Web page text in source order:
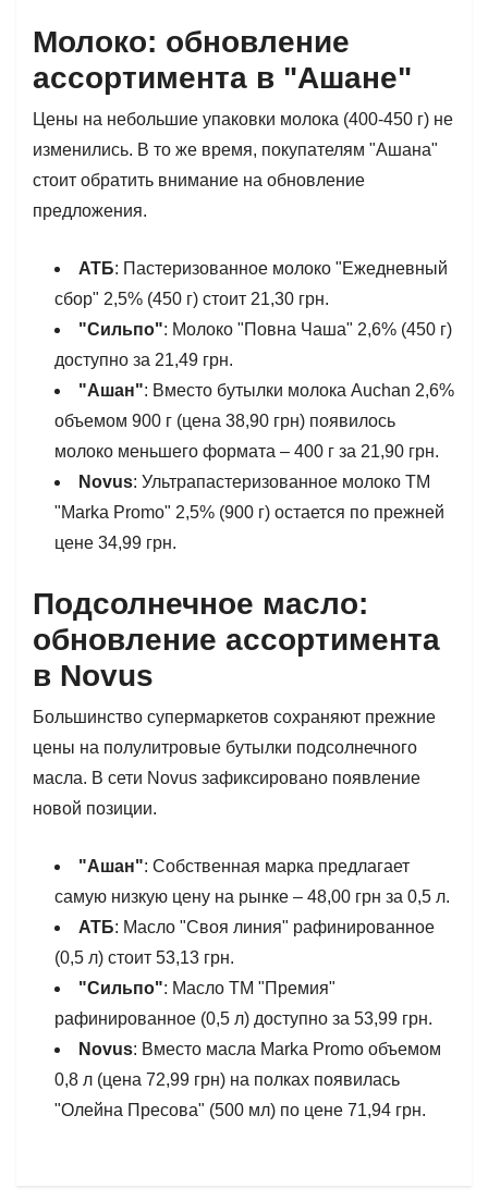
Молоко: обновление
ассортимента в "Ашане"
Цены на небольшие упаковки молока (400-450 г) не
изменились. В то же время, покупателям "Ашана"
стоит обратить внимание на обновление
предложения.
АТБ: Пастеризованное молоко "Ежедневный
сбор" 2,5% (450 г) стоит 21,30 грн.
"Сильпо": Молоко "Повна Чаша" 2,6% (450 г)
доступно за 21,49 грн.
"Ашан": Вместо бутылки молока Auchan 2,6%
объемом 900 г (цена 38,90 грн) появилось
молоко меньшего формата – 400 г за 21,90 грн.
Novus: Ультрапастеризованное молоко ТМ
"Marka Promo" 2,5% (900 г) остается по прежней
цене 34,99 грн.
Подсолнечное масло:
обновление ассортимента
в Novus
Большинство супермаркетов сохраняют прежние
цены на полулитровые бутылки подсолнечного
масла. В сети Novus зафиксировано появление
новой позиции.
"Ашан": Собственная марка предлагает
самую низкую цену на рынке – 48,00 грн за 0,5 л.
АТБ: Масло "Своя линия" рафинированное
(0,5 л) стоит 53,13 грн.
"Сильпо": Масло ТМ "Премия"
рафинированное (0,5 л) доступно за 53,99 грн.
Novus: Вместо масла Marka Promo объемом
0,8 л (цена 72,99 грн) на полках появилась
"Олейна Пресова" (500 мл) по цене 71,94 грн.